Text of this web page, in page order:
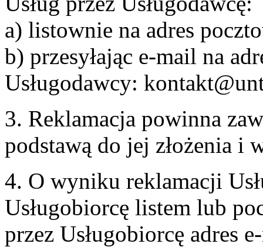
a) listownie na adres
b) przesyłając e-mail na
Usługodawcy:
3. Reklamacja powinna
podstawą do jej złożenia i
4. O wyniku reklamacji
Usługobiorcę listem lub
przez Usługobiorcę adres